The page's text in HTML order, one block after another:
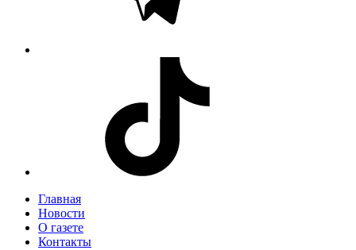
Главная
Новости
О газете
Контакты